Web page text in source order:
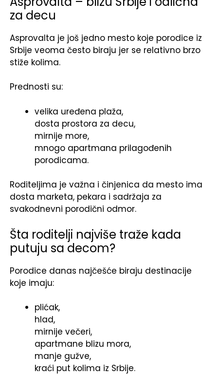
za decu
Asprovalta je još jedno mesto koje porodice iz
Srbije veoma često biraju jer se relativno brzo
stiže kolima.
Prednosti su:
velika uređena plaža,
dosta prostora za decu,
mirnije more,
mnogo apartmana prilagođenih
porodicama.
Roditeljima je važna i činjenica da mesto ima
dosta marketa, pekara i sadržaja za
svakodnevni porodični odmor.
Šta roditelji najviše traže kada
putuju sa decom?
Porodice danas najčešće biraju destinacije
koje imaju:
plićak,
hlad,
mirnije večeri,
apartmane blizu mora,
manje gužve,
kraći put kolima iz Srbije.